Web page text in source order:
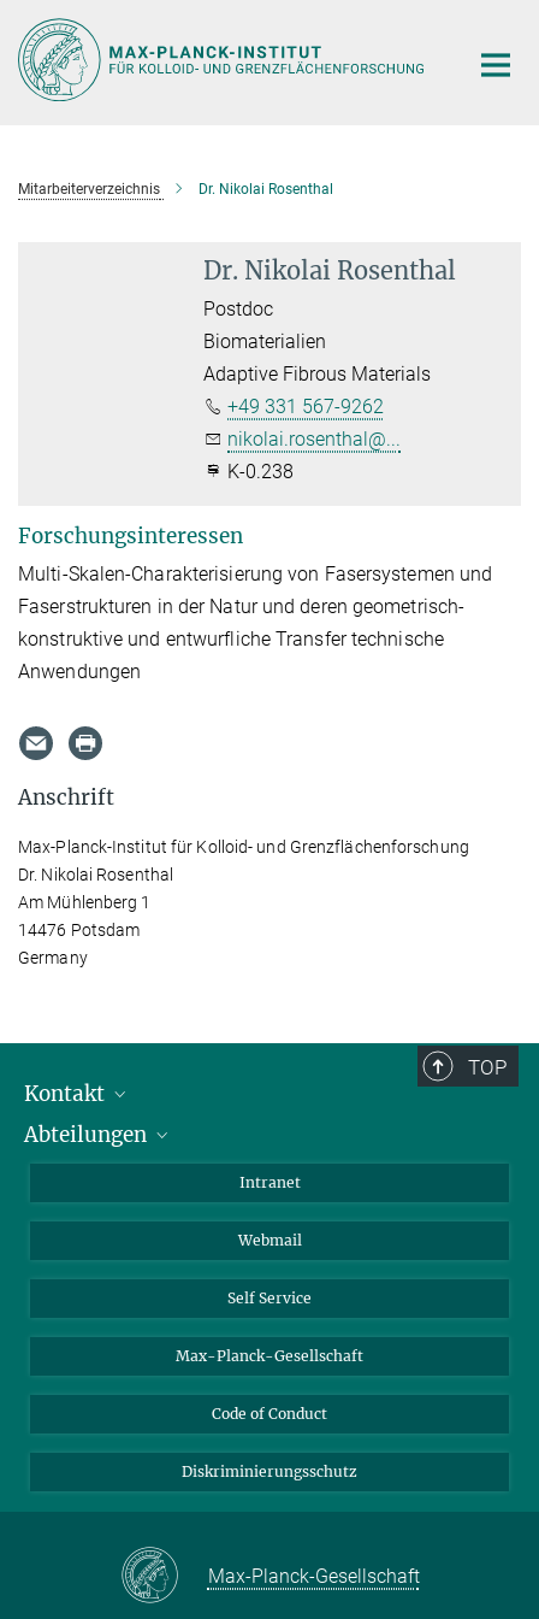
Hauptinhalt
Mitarbeiterverzeichnis Dr. Nikolai Rosenthal
Dr. Nikolai Rosenthal
Postdoc
Biomaterialien
Adaptive Fibrous Materials
+49 331 567-9262
nikolai.rosenthal@...
K-0.238
Forschungsinteressen
Multi-Skalen-Charakterisierung von Fasersystemen und
Faserstrukturen in der Natur und deren geometrisch-
konstruktive und entwurfliche Transfer technische
Anwendungen
Anschrift
Max-Planck-Institut für Kolloid- und Grenzflächenforschung
Dr. Nikolai Rosenthal
Am Mühlenberg 1
14476 Potsdam
Germany
TOP
Kontakt
Mitarbeiterverzeichnis
Abteilungen
Kolloidchemie
Nachhaltige und Bio-inspirierte Materialien
Intranet
Webmail
Self Service
Max-Planck-Gesellschaft
Code of Conduct
Diskriminierungsschutz
Max-Planck-Gesellschaft